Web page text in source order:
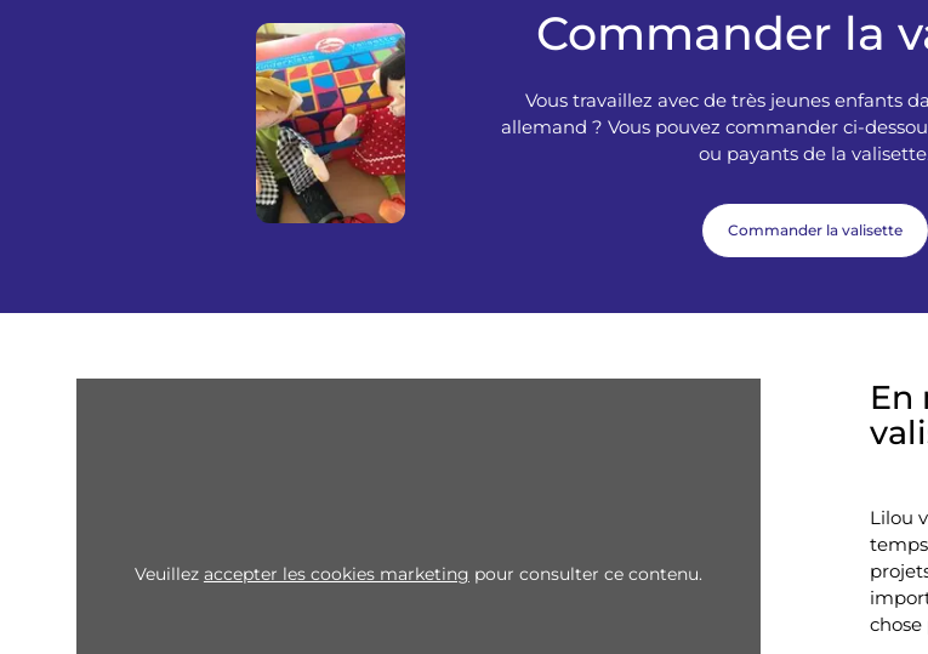
Commander la
Vous travaillez avec de très jeunes enfants
allemand ? Vous pouvez commander ci-
ou payants de la
Commander la valisette
En
Lilou
Veuillez accepter les cookies marketing pour consulter ce contenu.